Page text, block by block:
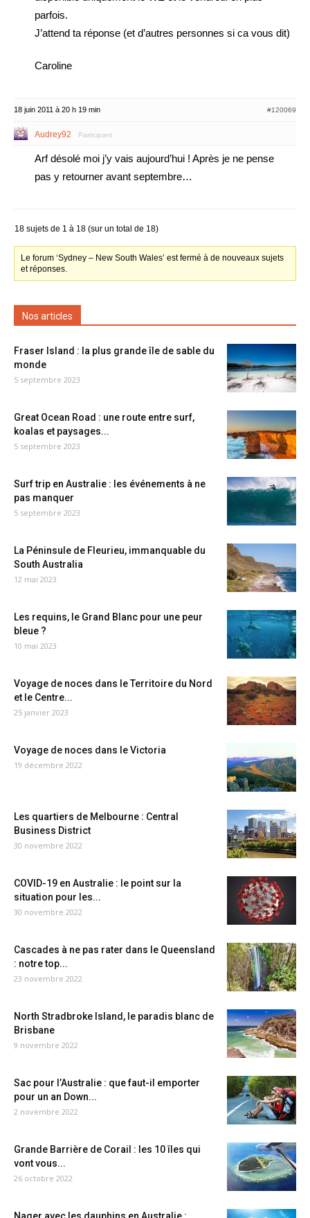
parfois.
J’attend ta réponse (et d’autres personnes si ca vous dit)
Caroline
18 juin 2011 à 20 h 19 min #120069
Audrey92 Participant
Arf désolé moi j’y vais aujourd’hui ! Après je ne pense
pas y retourner avant septembre…
18 sujets de 1 à 18 (sur un total de 18)
Le forum ‘Sydney – New South Wales’ est fermé à de nouveaux sujets
et réponses.
Nos articles
Fraser Island : la plus grande île de sable du
monde
5 septembre 2023
Great Ocean Road : une route entre surf,
koalas et paysages...
5 septembre 2023
Surf trip en Australie : les événements à ne
pas manquer
5 septembre 2023
La Péninsule de Fleurieu, immanquable du
South Australia
12 mai 2023
Les requins, le Grand Blanc pour une peur
bleue ?
10 mai 2023
Voyage de noces dans le Territoire du Nord
et le Centre...
25 janvier 2023
Voyage de noces dans le Victoria
19 décembre 2022
Les quartiers de Melbourne : Central
Business District
30 novembre 2022
COVID-19 en Australie : le point sur la
situation pour les...
30 novembre 2022
Cascades à ne pas rater dans le Queensland
: notre top...
23 novembre 2022
North Stradbroke Island, le paradis blanc de
Brisbane
9 novembre 2022
Sac pour l’Australie : que faut-il emporter
pour un an Down...
2 novembre 2022
Grande Barrière de Corail : les 10 îles qui
vont vous...
26 octobre 2022